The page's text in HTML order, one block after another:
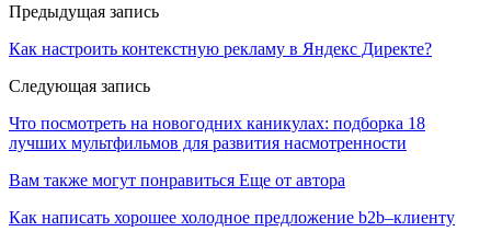
Предыдущая запись
Как настроить контекстную рекламу в Яндекс Директе?
Следующая запись
Что посмотреть на новогодних каникулах: подборка 18
лучших мультфильмов для развития насмотренности
Вам также могут понравиться Еще от автора
Как написать хорошее холодное предложение b2b–клиенту